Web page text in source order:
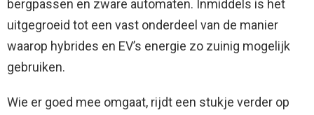
bergpassen en zware automaten. Inmiddels is het
uitgegroeid tot een vast onderdeel van de manier
waarop hybrides en EV’s energie zo zuinig mogelijk
gebruiken.
Wie er goed mee omgaat, rijdt een stukje verder op